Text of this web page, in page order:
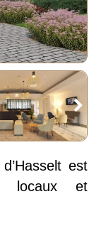
est
locaux et